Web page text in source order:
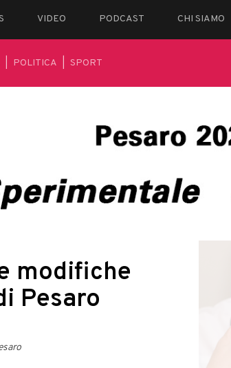
VIDEO PODCAST CHI SIAMO
POLITICA SPORT
modifiche
Pesaro